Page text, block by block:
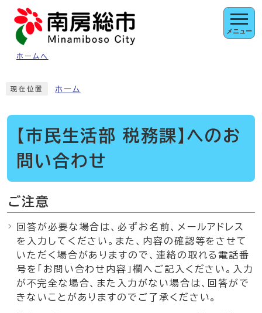
ページの先頭です
ホームへ
メニュー
現在位置 ホーム
【市民生活部 税務課】へのお
問い合わせ
ご注意
回答が必要な場合は、必ずお名前、メールアドレス
を入力してください。また、内容の確認等をさせて
いただく場合がありますので、連絡の取れる電話番
号を「お問い合わせ内容」欄へご記入ください。入力
が不完全な場合、また入力がない場合は、回答がで
きないことがありますのでご了承ください。